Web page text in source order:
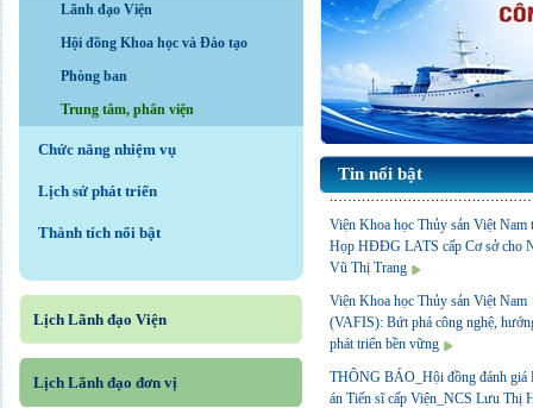
Lãnh đạo Viện
Hội đồng Khoa học và Đào tạo
Phòng ban
Trung tâm, phân viện
Chức năng nhiệm vụ
Lịch sử phát triển
Thành tích nổi bật
Lịch Lãnh đạo Viện
Lịch Lãnh đạo đơn vị
Tin nổi bật
Viện Khoa học Thủy sản Việt Nam
Họp HĐĐG LATS cấp Cơ sở cho
Vũ Thị Trang
Viện Khoa học Thủy sản Việt Nam
(VAFIS): Bứt phá công nghệ,
phát triển bền vững
THÔNG BÁO_Hội đồng đánh giá
án Tiến sĩ cấp Viện_NCS Lưu Thị